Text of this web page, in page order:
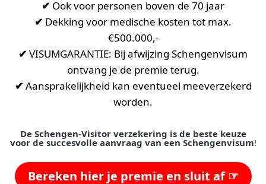
✔ Ook voor personen boven de 70 jaar
✔ Dekking voor medische kosten tot max.
€500.000,-
✔ VISUMGARANTIE: Bij afwijzing Schengenvisum
ontvang je de premie terug.
✔ Aansprakelijkheid kan eventueel meeverzekerd
worden.
De Schengen-Visitor verzekering is de beste keuze
voor de succesvolle aanvraag van een Schengenvisum!
Bereken hier je premie en sluit af ☞